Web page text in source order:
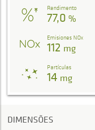
Rendimento
77,0 %
Emisiones NOx
112 mg
Partículas
14 mg
DIMENSÕES